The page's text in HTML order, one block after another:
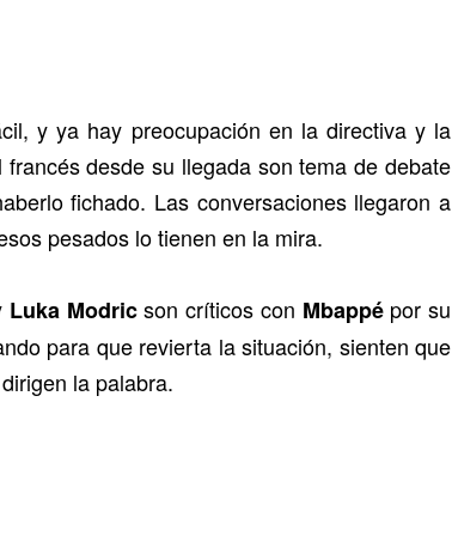
y ya hay preocupación en la directiva y la
desde su llegada son tema de debate
fichado. Las conversaciones llegaron a
pesados lo tienen en la mira.
Luka Modricson críticos con Mbappépor su
para que revierta la situación, sienten que
la palabra.